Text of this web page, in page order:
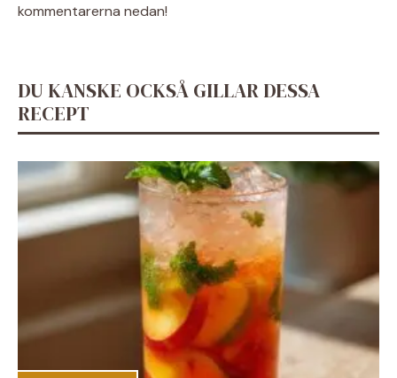
kommentarerna nedan!
DU KANSKE OCKSÅ GILLAR DESSA
RECEPT